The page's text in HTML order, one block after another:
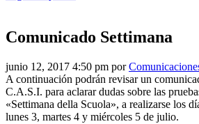
Comunicado Settimana
junio 12, 2017 4:50 pm por
A continuación podrán revisar un
C.A.S.I. para aclarar dudas sobre las
«Settimana della Scuola», a realizarse los
lunes 3, martes 4 y miércoles 5 de julio.